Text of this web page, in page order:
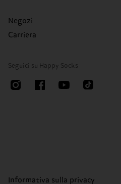
Negozi
Carriera
Seguici su Happy Socks
Informativa sulla privacy